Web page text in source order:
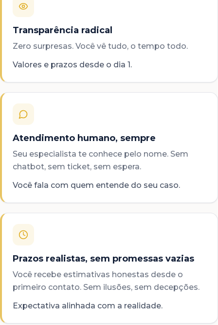
Transparência radical
Zero surpresas. Você vê tudo, o tempo todo.
Valores e prazos desde o dia 1.
Atendimento humano, sempre
Seu especialista te conhece pelo nome. Sem
chatbot, sem ticket, sem espera.
Você fala com quem entende do seu caso.
Prazos realistas, sem promessas vazias
Você recebe estimativas honestas desde o
primeiro contato. Sem ilusões, sem decepções.
Expectativa alinhada com a realidade.